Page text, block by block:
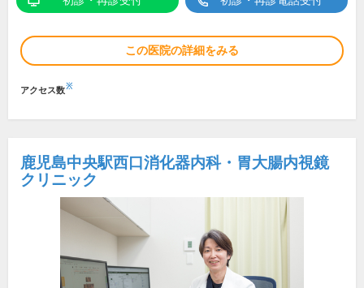
この医院の詳細をみる
アクセス数※
鹿児島中央駅西口消化器内科・胃大腸内視鏡
クリニック